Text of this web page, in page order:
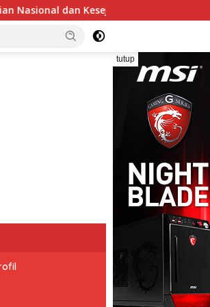
Bangsa Menuju Indonesia Emas
tutup